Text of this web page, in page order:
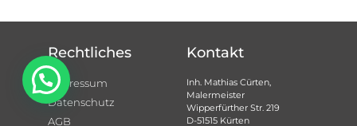
Rechtliches
Impressum
Datenschutz
AGB
Kontakt
Inh. Mathias Cürten,
Malermeister
Wipperfürther Str. 219
D-51515 Kürten